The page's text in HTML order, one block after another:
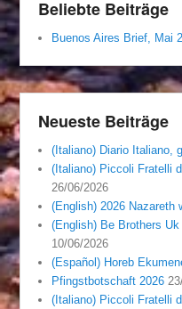
Beliebte Beiträge
Buenos Aires Brief, Mai
Neueste Beiträge
(Italiano) Diario Italiano,
(Italiano) Piccoli Fratelli
26/06/2026
(English) 2026 Nazareth
(English) Be Brothers
10/06/2026
(Español) Horeb
Pfingstbotschaft 2026
(Italiano) Piccoli Fratelli